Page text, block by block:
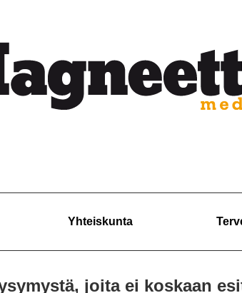
Yhteiskunta
joita ei koskaan